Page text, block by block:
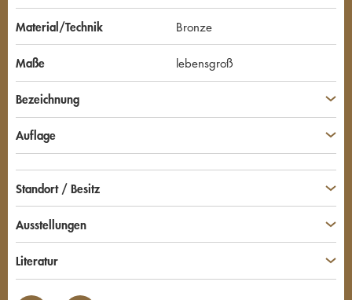
Material/Technik Bronze
Maße lebensgroß
Bezeichnung
Auflage
Standort / Besitz
Ausstellungen
Literatur